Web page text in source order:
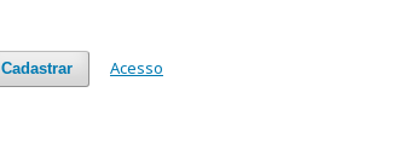
Cadastrar Acesso